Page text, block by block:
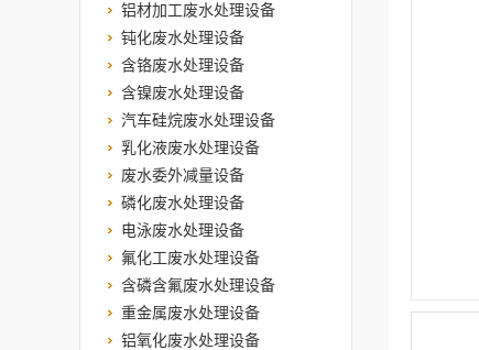
铝材加工废水处理设备
钝化废水处理设备
含铬废水处理设备
含镍废水处理设备
汽车硅烷废水处理设备
乳化液废水处理设备
废水委外减量设备
磷化废水处理设备
电泳废水处理设备
氟化工废水处理设备
含磷含氟废水处理设备
重金属废水处理设备
铝氧化废水处理设备